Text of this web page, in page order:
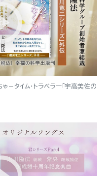
－タイム・トラベラー「宇高美佐の